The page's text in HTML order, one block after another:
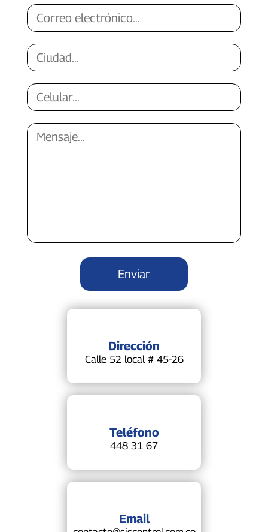
Dirección
Calle 52 local # 45-26
Teléfono
448 31 67
Email